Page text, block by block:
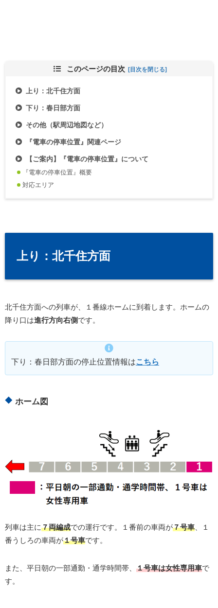
このページの目次
上り：北千住方面
下り：春日部方面
その他（駅周辺地図など）
『電車の停車位置』関連ページ
【ご案内】『電車の停車位置』について
『電車の停車位置』概要
対応エリア
上り：北千住方面
北千住方面への列車が、１番線ホームに到着します。ホームの
降り口は進行方向右側です。
下り：春日部方面の停止位置情報はこちら
ホーム図
列車は主に７両編成での運行です。１番前の車両が７号車 、１
番うしろの車両が１号車です。
また、平日朝の一部通勤・通学時間帯、 １号車は女性専用車で
す。